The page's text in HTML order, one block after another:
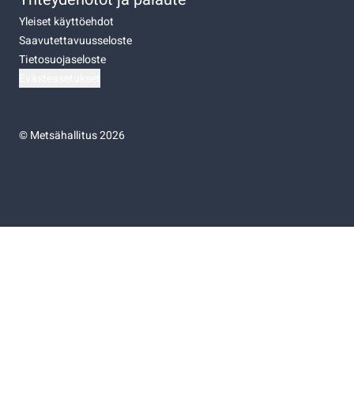
Yleiset käyttöehdot
Saavutettavuusseloste
Tietosuojaseloste
©Metsähallitus 2026